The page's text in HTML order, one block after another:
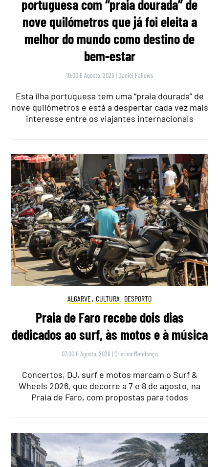
portuguesa com “praia dourada” de
nove quilómetros que já foi eleita a
melhor do mundo como destino de
bem-estar
10:00 6 Agosto, 2026 | Daniel Fallows
Esta ilha portuguesa tem uma “praia dourada” de
nove quilómetros e está a despertar cada vez mais
interesse entre os viajantes internacionais
ALGARVE, CULTURA, DESPORTO
Praia de Faro recebe dois dias
dedicados ao surf, às motos e à música
07:00 6 Agosto, 2026 | Cristina Mendonça
Concertos, DJ, surf e motos marcam o Surf &
Wheels 2026, que decorre a 7 e 8 de agosto, na
Praia de Faro, com propostas para todos